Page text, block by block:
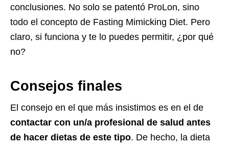
conclusiones. No solo se patentó ProLon, sino
todo el concepto de Fasting Mimicking Diet. Pero
claro, si funciona y te lo puedes permitir, ¿por qué
no?
Consejos finales
El consejo en el que más insistimos es en el de
contactar con un/a profesional de salud antes
de hacer dietas de este tipo. De hecho, la dieta